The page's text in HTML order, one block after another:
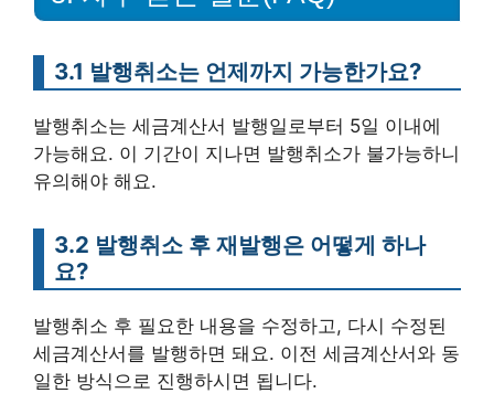
3.1 발행취소는 언제까지 가능한가요?
발행취소는 세금계산서 발행일로부터 5일 이내에
가능해요. 이 기간이 지나면 발행취소가 불가능하니
유의해야 해요.
3.2 발행취소 후 재발행은 어떻게 하나
요?
발행취소 후 필요한 내용을 수정하고, 다시 수정된
세금계산서를 발행하면 돼요. 이전 세금계산서와 동
일한 방식으로 진행하시면 됩니다.